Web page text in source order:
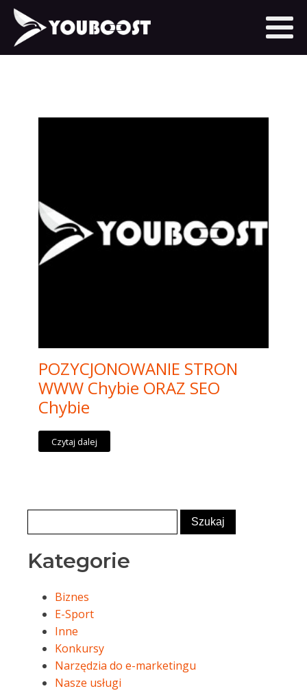
POZYCJONOWANIE STRON
WWW Chybie ORAZ SEO
Chybie
Czytaj dalej
Kategorie
Biznes
E-Sport
Inne
Konkursy
Narzędzia do e-marketingu
Nasze usługi